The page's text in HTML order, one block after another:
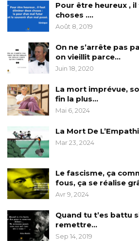
Pour être heureux ,
choses ….
Août 8, 2019
On ne s’arrête pas
on vieillit parce…
Juin 18, 2020
La mort imprévue,
fin la plus…
Mai 6, 2024
La Mort De
Mar 23, 2024
Le fascisme, ça
fous, ça se réalise
Avr 9, 2024
Quand tu t’es battu
remettre…
Sep 14, 2019